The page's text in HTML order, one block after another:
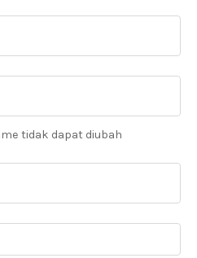
tidak dapat diubah